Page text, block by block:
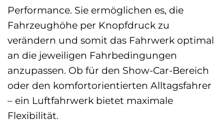
Performance. Sie ermöglichen es, die
Fahrzeughöhe per Knopfdruck zu
verändern und somit das Fahrwerk optimal
an die jeweiligen Fahrbedingungen
anzupassen. Ob für den Show-Car-Bereich
oder den komfortorientierten Alltagsfahrer
– ein Luftfahrwerk bietet maximale
Flexibilität.